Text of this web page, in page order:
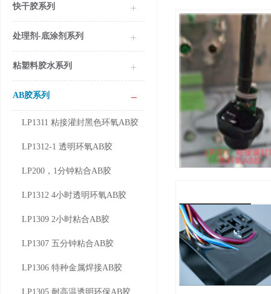
快干胶系列
处理剂-底涂剂系列
粘塑料胶水系列
AB胶系列
LP1311 粘接灌封黑色环氧AB胶
LP1312-1 透明环氧AB胶
LP200，1分钟粘合AB胶
LP1312 4小时透明环氧AB胶
LP1309 2小时粘合AB胶
LP1307 五分钟粘合AB胶
LP1306 特种金属焊接AB胶
LP1305 耐高温透明环保AB胶
LP1311
LP1311 粘接灌封黑色
胶